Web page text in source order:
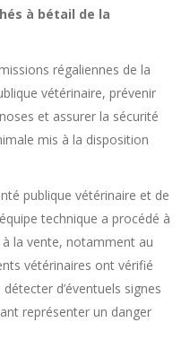
à bétail de la
régaliennes de la
vétérinaire, prévenir
et assurer la sécurité
mis à la disposition
publique vétérinaire et de
technique a procédé à
à la vente, notamment au
vétérinaires ont vérifié
d’éventuels signes
représenter un danger